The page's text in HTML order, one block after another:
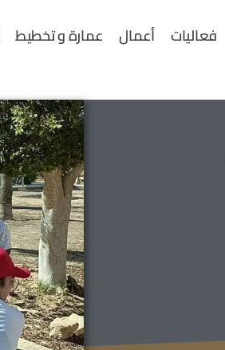
فعاليات أعمال عمارة و تخطيط